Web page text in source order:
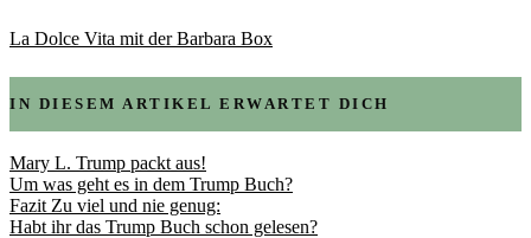
La Dolce Vita mit der Barbara Box
IN DIESEM ARTIKEL ERWARTET DICH
Mary L. Trump packt aus!
Um was geht es in dem Trump Buch?
Fazit Zu viel und nie genug:
Habt ihr das Trump Buch schon gelesen?